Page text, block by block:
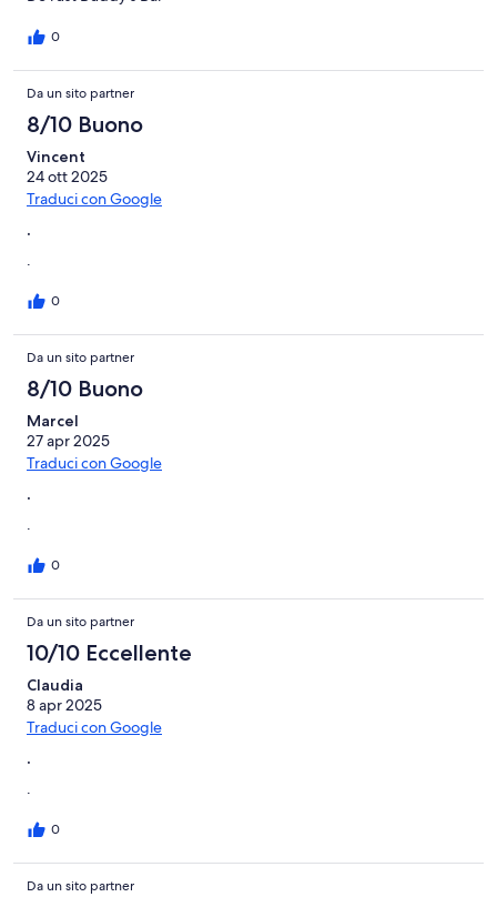
0
Da un sito partner
8/10 Buono
Vincent
24 ott 2025
Traduci con Google
.
.
0
Da un sito partner
8/10 Buono
Marcel
27 apr 2025
Traduci con Google
.
.
0
Da un sito partner
10/10 Eccellente
Claudia
8 apr 2025
Traduci con Google
.
.
0
Da un sito partner